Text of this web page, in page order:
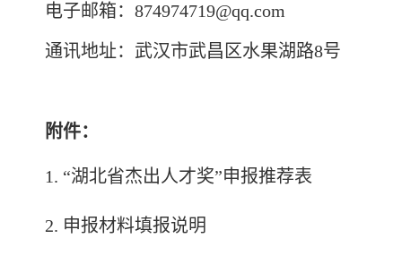
电子邮箱：874974719@qq.com
通讯地址：武汉市武昌区水果湖路8号
附件：
1. “湖北省杰出人才奖”申报推荐表
2. 申报材料填报说明